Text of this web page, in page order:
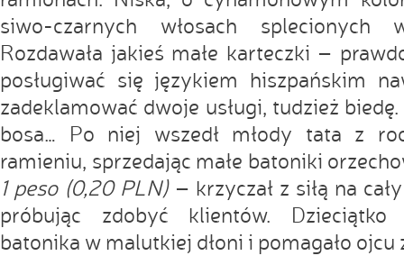
siwo-czarnych włosach splecionych
Rozdawała jakieś małe karteczki –
posługiwać się językiem hiszpańskim
zadeklamować dwoje usługi, tudzież biedę.
bosa… Po niej wszedł młody tata z
ramieniu, sprzedając małe batoniki
1 peso (0,20 PLN)– krzyczał z siłą na
próbując zdobyć klientów. Dzieciątko
batonika w malutkiej dłoni i pomagało ojcu